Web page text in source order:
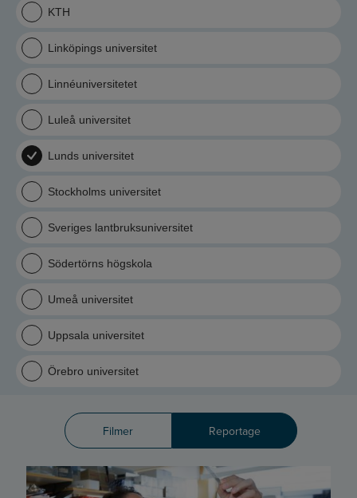
KTH
Linköpings universitet
Linnéuniversitetet
Luleå universitet
Lunds universitet
Stockholms universitet
Sveriges lantbruksuniversitet
Södertörns högskola
Umeå universitet
Uppsala universitet
Örebro universitet
Reportage
Filmer